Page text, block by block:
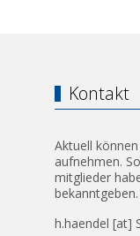
Kontakt
Aktuell
aufnehmen.
mitglieder
bekanntgeben.
h.haendel [at]